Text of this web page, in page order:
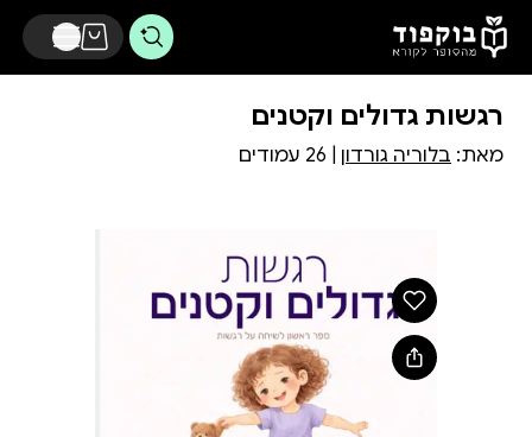
דלג לתוכן הראשי
רגשות גדולים וקטנים
מאת: בלוריה גורדון